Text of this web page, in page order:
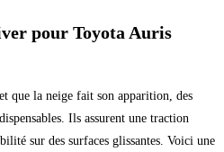
pour Toyota Auris
que la neige fait son apparition, des
Ils assurent une traction
sur des surfaces glissantes. Voici une